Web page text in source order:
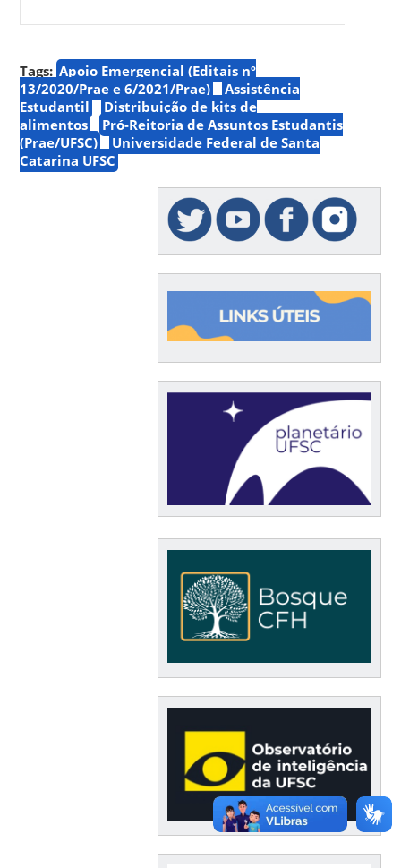
Tags: Apoio Emergencial (Editais nº
13/2020/Prae e 6/2021/Prae)
Assistência
Estudantil
Distribuição de kits de
alimentos
Pró-Reitoria de Assuntos Estudantis
(Prae/UFSC)
Universidade Federal de Santa
Catarina UFSC